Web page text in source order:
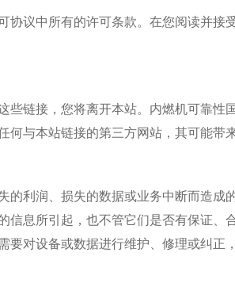
议中所有的许可条款。在您阅读并接
些链接，您将离开本站。 内燃机可靠性
与本站链接的第三方网站，其可能带
利润、损失的数据或业务中断而造成
息所引起，也不管它们是否有保证、
对设备或数据进行维护、修理或纠正